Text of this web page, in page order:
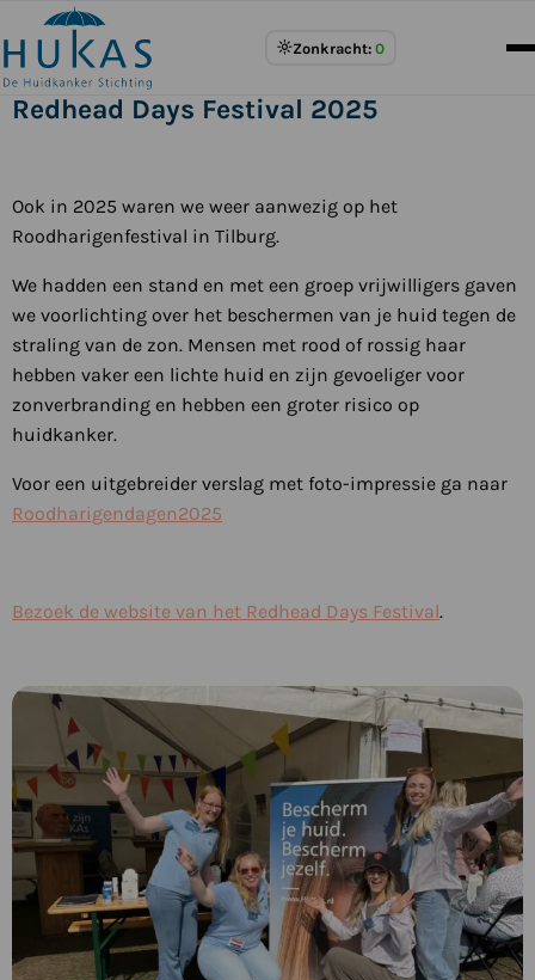
Zonkracht: 0
Redhead Days Festival 2025
Ook in 2025 waren we weer aanwezig op het
Roodharigenfestival in Tilburg.
We hadden een stand en met een groep vrijwilligers gaven
we voorlichting over het beschermen van je huid tegen de
straling van de zon. Mensen met rood of rossig haar
hebben vaker een lichte huid en zijn gevoeliger voor
zonverbranding en hebben een groter risico op
huidkanker.
Voor een uitgebreider verslag met foto-impressie ga naar
Roodharigendagen2025
Bezoek de website van het Redhead Days Festival.